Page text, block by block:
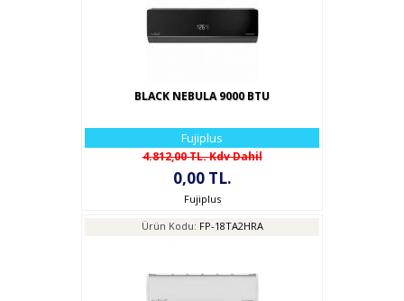
BLACK NEBULA 9000 BTU
Fujiplus
4.812,00 TL. Kdv Dahil
0,00 TL.
Fujiplus
Ürün Kodu: FP-18TA2HRA